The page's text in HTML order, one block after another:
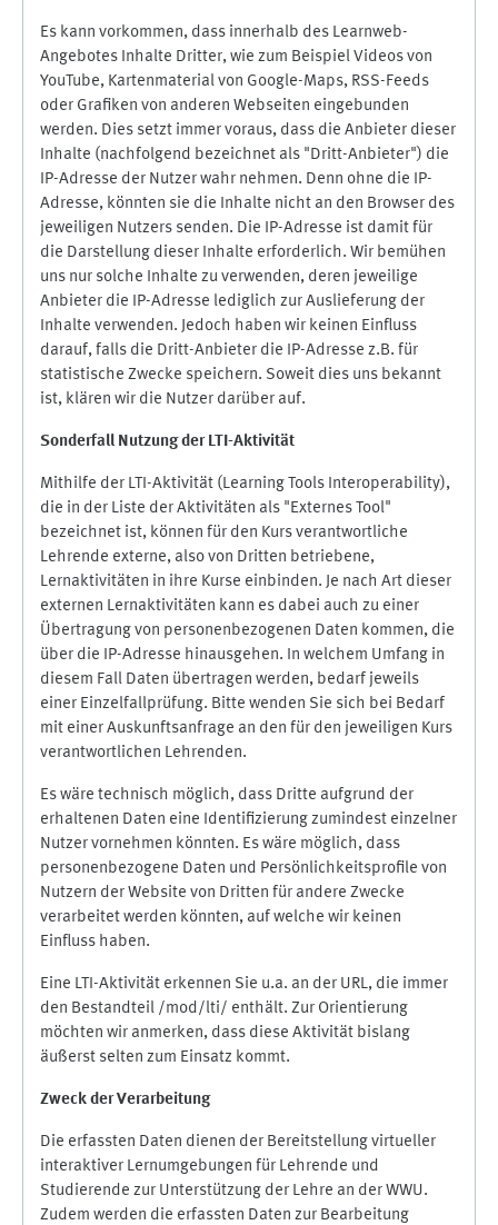
Es kann vorkommen, dass innerhalb des Learnweb-
Angebotes Inhalte Dritter, wie zum Beispiel Videos von
YouTube, Kartenmaterial von Google-Maps, RSS-Feeds
oder Grafiken von anderen Webseiten eingebunden
werden. Dies setzt immer voraus, dass die Anbieter dieser
Inhalte (nachfolgend bezeichnet als "Dritt-Anbieter") die
IP-Adresse der Nutzer wahr nehmen. Denn ohne die IP-
Adresse, könnten sie die Inhalte nicht an den Browser des
jeweiligen Nutzers senden. Die IP-Adresse ist damit für
die Darstellung dieser Inhalte erforderlich. Wir bemühen
uns nur solche Inhalte zu verwenden, deren jeweilige
Anbieter die IP-Adresse lediglich zur Auslieferung der
Inhalte verwenden. Jedoch haben wir keinen Einfluss
darauf, falls die Dritt-Anbieter die IP-Adresse z.B. für
statistische Zwecke speichern. Soweit dies uns bekannt
ist, klären wir die Nutzer darüber auf.
Sonderfall Nutzung der LTI-Aktivität
Mithilfe der LTI-Aktivität (Learning Tools Interoperability),
die in der Liste der Aktivitäten als "Externes Tool"
bezeichnet ist, können für den Kurs verantwortliche
Lehrende externe, also von Dritten betriebene,
Lernaktivitäten in ihre Kurse einbinden. Je nach Art dieser
externen Lernaktivitäten kann es dabei auch zu einer
Übertragung von personenbezogenen Daten kommen, die
über die IP-Adresse hinausgehen. In welchem Umfang in
diesem Fall Daten übertragen werden, bedarf jeweils
einer Einzelfallprüfung. Bitte wenden Sie sich bei Bedarf
mit einer Auskunftsanfrage an den für den jeweiligen Kurs
verantwortlichen Lehrenden.
Es wäre technisch möglich, dass Dritte aufgrund der
erhaltenen Daten eine Identifizierung zumindest einzelner
Nutzer vornehmen könnten. Es wäre möglich, dass
personenbezogene Daten und Persönlichkeitsprofile von
Nutzern der Website von Dritten für andere Zwecke
verarbeitet werden könnten, auf welche wir keinen
Einfluss haben.
Eine LTI-Aktivität erkennen Sie u.a. an der URL, die immer
den Bestandteil /mod/lti/ enthält. Zur Orientierung
möchten wir anmerken, dass diese Aktivität bislang
äußerst selten zum Einsatz kommt.
Zweck der Verarbeitung
Die erfassten Daten dienen der Bereitstellung virtueller
interaktiver Lernumgebungen für Lehrende und
Studierende zur Unterstützung der Lehre an der WWU.
Zudem werden die erfassten Daten zur Bearbeitung